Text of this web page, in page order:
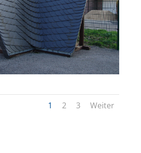
1 2 3 Weiter